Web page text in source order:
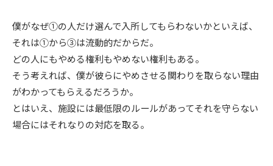
僕がなぜ①の人だけ選んで入所してもらわないかといえば、
それは①から③は流動的だからだ。
どの人にもやめる権利もやめない権利もある。
そう考えれば、僕が彼らにやめさせる関わりを取らない理由
がわかってもらえるだろうか。
とはいえ、施設には最低限のルールがあってそれを守らない
場合にはそれなりの対応を取る。